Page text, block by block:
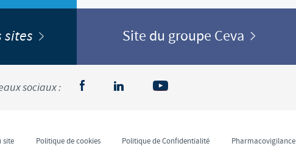
sites Site du groupe Ceva
sociaux :
site Politique de cookies Politique de Confidentialité Pharmacovigilance